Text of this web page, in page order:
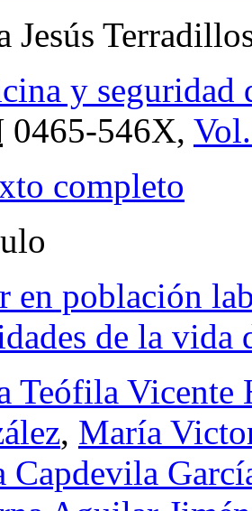
Jesús
y seguridad
0465-546X,
completo
en población
de la vida
Teófila Vicente
, María
Capdevila